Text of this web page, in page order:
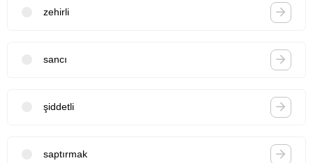
zehirli
sancı
şiddetli
saptırmak